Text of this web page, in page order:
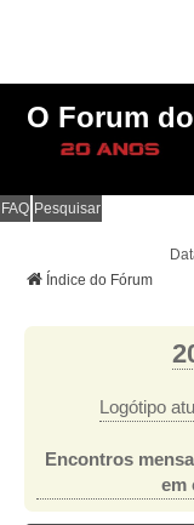
O Forum
FAQ Pesquisar
Índice do Fórum
Logótipo
Encontros
em